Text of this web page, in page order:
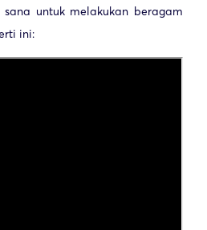
untuk melakukan beragam
ini: